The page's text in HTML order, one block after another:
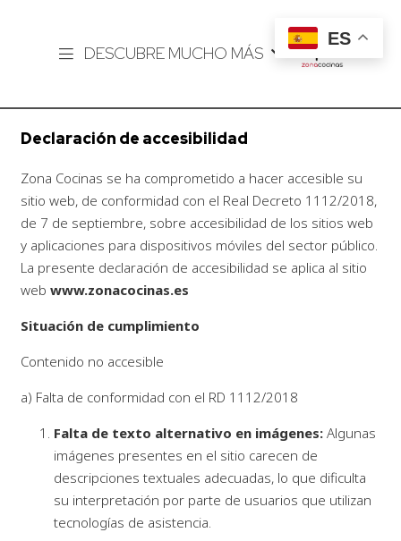
DESCUBRE MUCHO MÁS
Declaración de accesibilidad
Zona Cocinas se ha comprometido a hacer accesible su
sitio web, de conformidad con el Real Decreto 1112/2018,
de 7 de septiembre, sobre accesibilidad de los sitios web
y aplicaciones para dispositivos móviles del sector público.
La presente declaración de accesibilidad se aplica al sitio
web www.zonacocinas.es
Situación de cumplimiento
Contenido no accesible
a) Falta de conformidad con el RD 1112/2018
Falta de texto alternativo en imágenes: Algunas
imágenes presentes en el sitio carecen de
descripciones textuales adecuadas, lo que dificulta
su interpretación por parte de usuarios que utilizan
tecnologías de asistencia.
ES